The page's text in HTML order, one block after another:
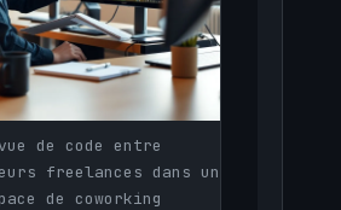
de code entre
freelances dans un
de coworking